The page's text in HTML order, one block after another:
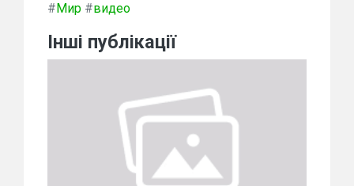
#Мир #видео
Інші публікації